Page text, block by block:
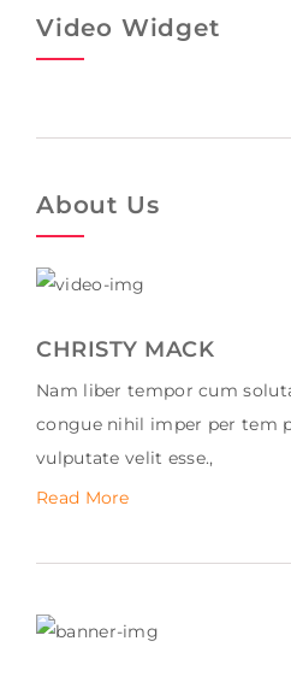
Video Widget
About Us
CHRISTY MACK
Nam liber tempor cum
congue nihil imper per tem
vulputate velit esse.,
Read More